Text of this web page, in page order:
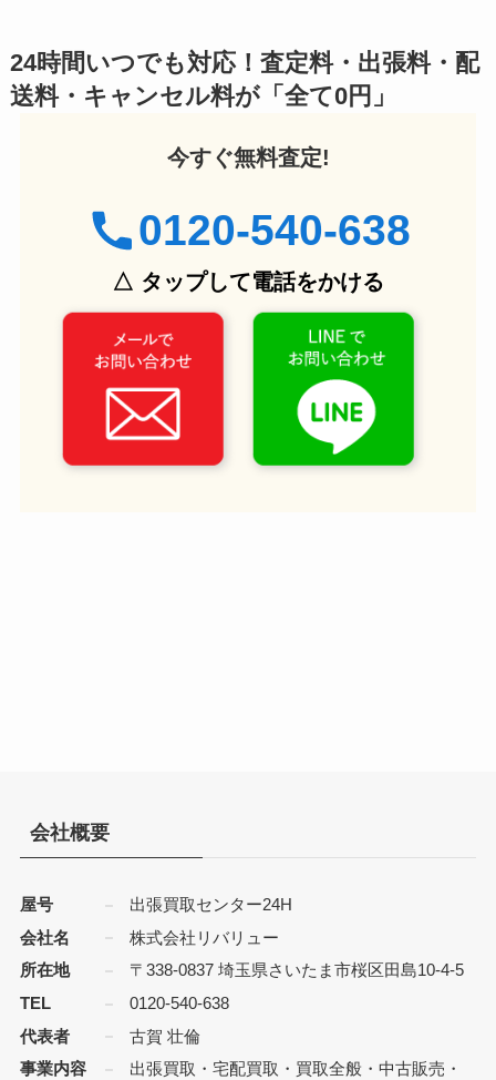
24時間いつでも対応！査定料・出張料・配
送料・キャンセル料が「全て0円」
今すぐ無料査定!
0120-540-638
△ タップして電話をかける
会社概要
屋号
出張買取センター24H
会社名
株式会社リバリュー
所在地
〒338-0837 埼玉県さいたま市桜区田島10-4-5
TEL
0120-540-638
代表者
古賀 壮倫
事業内容
出張買取・宅配買取・買取全般・中古販売・